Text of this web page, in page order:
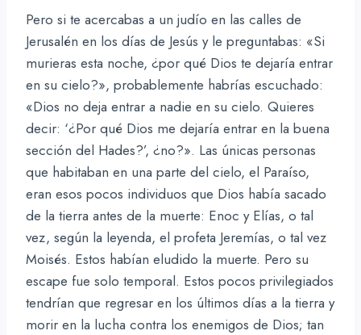
Pero si te acercabas a un judío en las calles de
Jerusalén en los días de Jesús y le preguntabas: «Si
murieras esta noche, ¿por qué Dios te dejaría entrar
en su cielo?», probablemente habrías escuchado:
«Dios no deja entrar a nadie en su cielo. Quieres
decir: ‘¿Por qué Dios me dejaría entrar en la buena
sección del Hades?’, ¿no?». Las únicas personas
que habitaban en una parte del cielo, el Paraíso,
eran esos pocos individuos que Dios había sacado
de la tierra antes de la muerte: Enoc y Elías, o tal
vez, según la leyenda, el profeta Jeremías, o tal vez
Moisés. Estos habían eludido la muerte. Pero su
escape fue solo temporal. Estos pocos privilegiados
tendrían que regresar en los últimos días a la tierra y
morir en la lucha contra los enemigos de Dios; tan